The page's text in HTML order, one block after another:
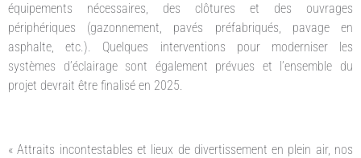
équipements nécessaires, des clôtures et des ouvrages
périphériques (gazonnement, pavés préfabriqués, pavage en
asphalte, etc.). Quelques interventions pour moderniser les
systèmes d’éclairage sont également prévues et l’ensemble du
projet devrait être finalisé en 2025.
« Attraits incontestables et lieux de divertissement en plein air, nos